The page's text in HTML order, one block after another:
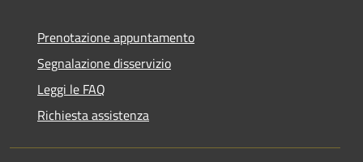
Prenotazione appuntamento
Segnalazione disservizio
Leggi le FAQ
Richiesta assistenza